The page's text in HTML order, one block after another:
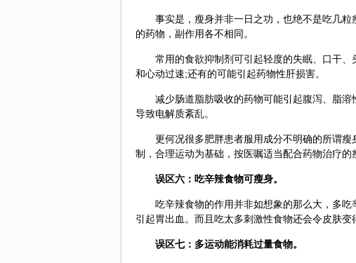
事实是，瘦身并非一日之功，也绝不是吃几
的药物，副作用各不相同。
常用的食欲抑制剂可引起轻度的失眠、口干
和心动过速;还有的可能引起药物性肝损害。
减少肠道脂肪吸收的药物可能引起腹泻、脂
导致电解质紊乱。
更何况很多肥胖患者服用成分不明确的所谓瘦
制，合理运动为基础，按医嘱适当配合药物治疗的
误区六：吃辛辣食物可瘦身。
吃辛辣食物的作用并非如想象的那么大，多
引起胃出血。而且吃太多刺激性食物还会令皮肤变
误区七：多运动能消耗过量食物。